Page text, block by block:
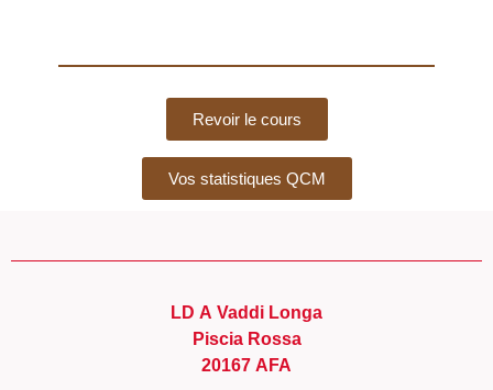
Revoir le cours
Vos statistiques QCM
LD A Vaddi Longa
Piscia Rossa
20167 AFA